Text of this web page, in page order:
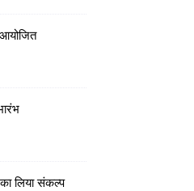
लिया संकल्प